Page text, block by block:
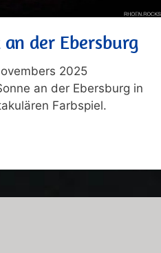
der Ebersburg
2025
an der Ebersburg in
Farbspiel.